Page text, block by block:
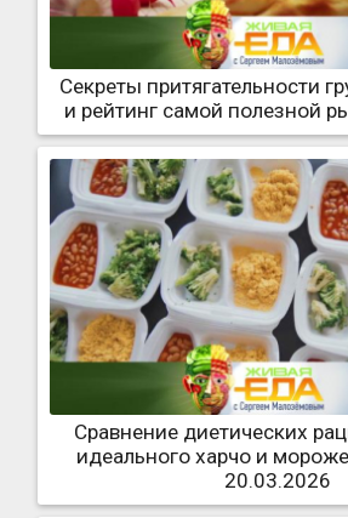
Секреты притягательности
и рейтинг самой полезной
Сравнение диетических
идеального харчо и
20.03.2026